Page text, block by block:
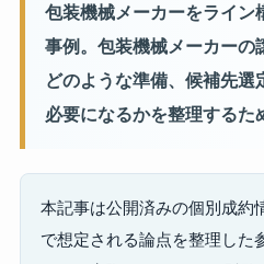
包装機械メーカーをライン
事例。包装機械メーカーの
どのような準備、候補先選
必要になるかを整理するた
本記事は公開済みの個別成約
で想定される論点を整理した